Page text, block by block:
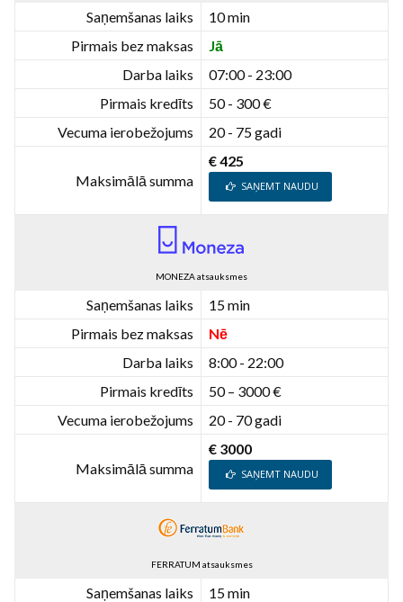
Saņemšanas laiks
10 min
Pirmais bez maksas
Jā
Darba laiks
07:00 - 23:00
Pirmais kredīts
50 - 300 €
Vecuma ierobežojums
20 - 75 gadi
Maksimālā summa
€ 425
SAŅEMT NAUDU
MONEZA atsauksmes
Saņemšanas laiks
15 min
Pirmais bez maksas
Nē
Darba laiks
8:00 - 22:00
Pirmais kredīts
50 – 3000 €
Vecuma ierobežojums
20 - 70 gadi
Maksimālā summa
€ 3000
SAŅEMT NAUDU
FERRATUM atsauksmes
Saņemšanas laiks
15 min